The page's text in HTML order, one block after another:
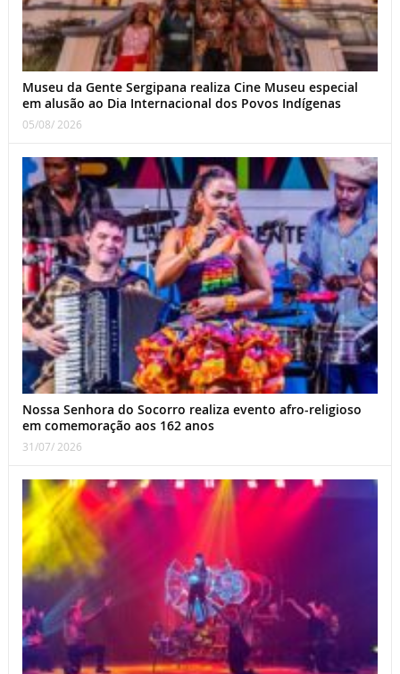
Museu da Gente Sergipana realiza Cine Museu especial
em alusão ao Dia Internacional dos Povos Indígenas
05/08/ 2026
Nossa Senhora do Socorro realiza evento afro-religioso
em comemoração aos 162 anos
31/07/ 2026